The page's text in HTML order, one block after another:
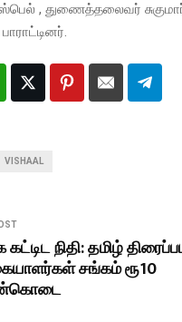
, துணைத்தலைவர்
VISHAAL
கட்டிட நிதி: தமிழ்
சங்கம் ரூ10